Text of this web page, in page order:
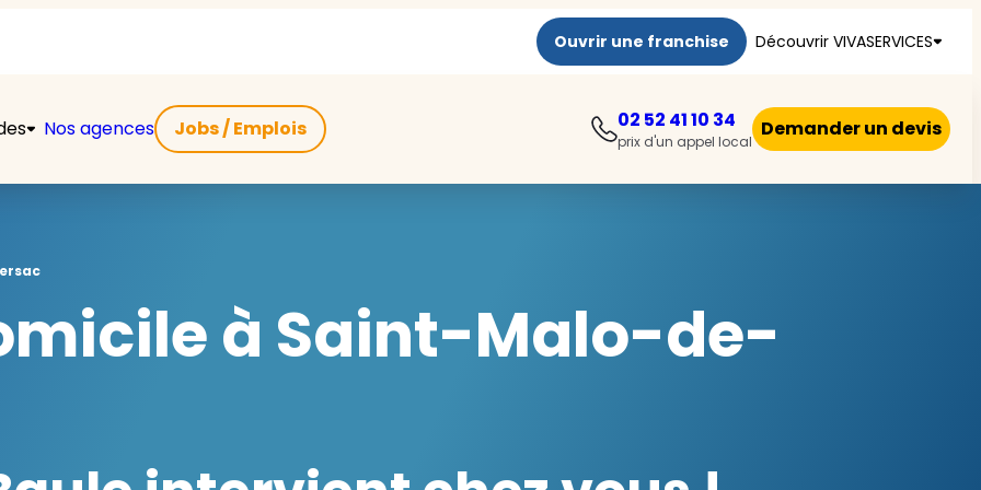
Ouvrir une franchise Découvrir VIVASERVICES
Nos agences Jobs / Emplois 02 52 41 10 34
prix d'un appel local
Demander un devis
à Saint-Malo-de-